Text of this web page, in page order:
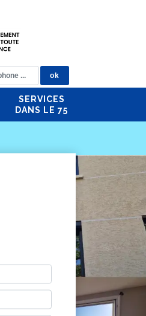
SERVICES
DANS LE 75